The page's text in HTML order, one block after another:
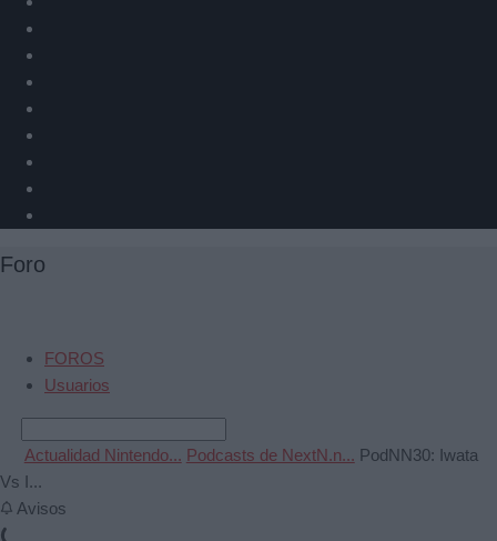
Foro
FOROS
Usuarios
Actualidad Nintendo... Podcasts de NextN.n... PodNN30: Iwata
Vs I...
Avisos